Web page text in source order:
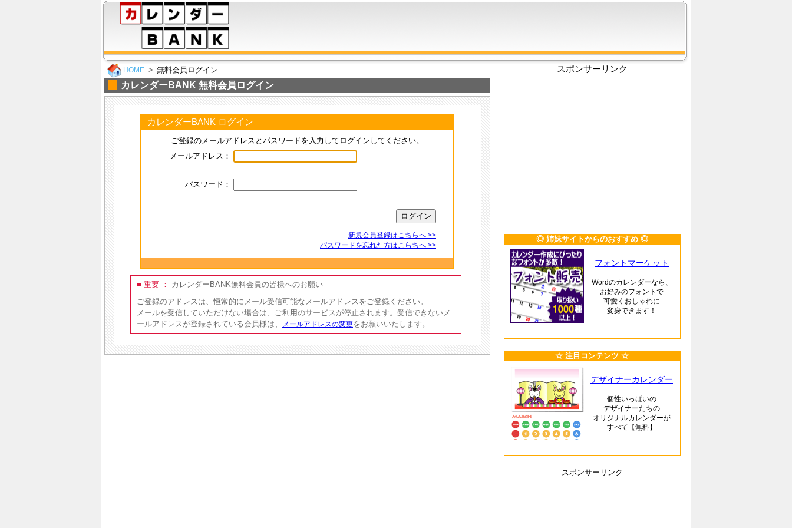
HOME 無料会員ログイン
カレンダーBANK 無料会員ログイン
カレンダーBANK ログイン
ご登録のメールアドレスとパスワードを入力してログインしてください。
メールアドレス：
パスワード：
新規会員登録はこちらへ >>
パスワードを忘れた方はこらちへ >>
■ 重要 ：
カレンダーBANK無料会員の皆様へのお願い
ご登録のアドレスは、恒常的にメール受信可能なメールアドレスをご登録ください。
メールを受信していただけない場合は、ご利用のサービスが停止されます。受信できないメ
ールアドレスが登録されている会員様は、
メールアドレスの変更をお願いいたします。
スポンサーリンク
◎ 姉妹サイトからのおすすめ ◎
フォントマーケット
Wordのカレンダーなら、
お好みのフォントで
可愛くおしゃれに
変身できます！
☆ 注目コンテンツ ☆
デザイナーカレンダー
個性いっぱいの
デザイナーたちの
オリジナルカレンダーが
すべて【無料】
スポンサーリンク